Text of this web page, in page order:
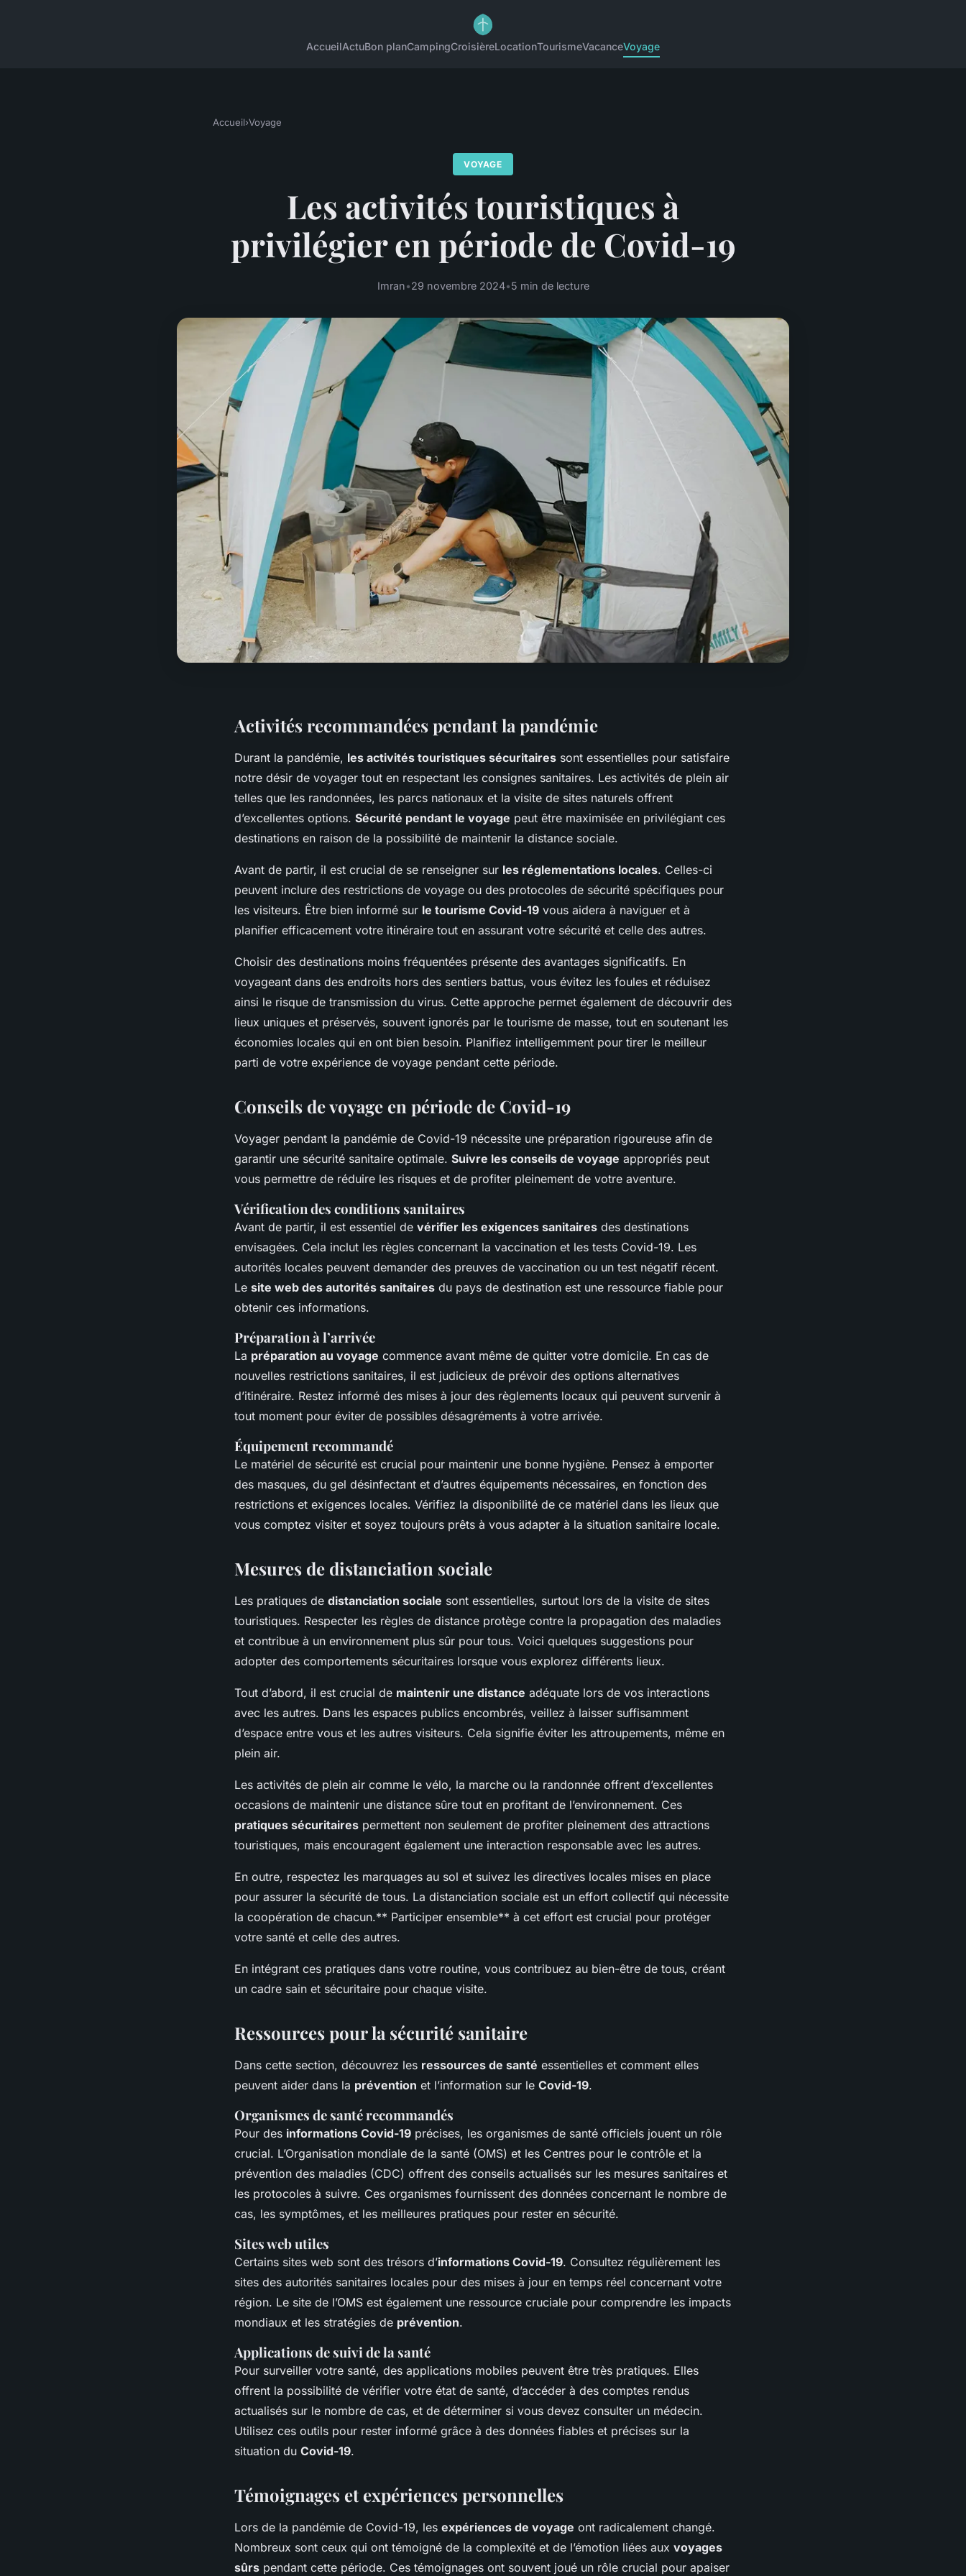
AccueilActuBon planCampingCroisièreLocationTourismeVacanceVoyage
Accueil›Voyage
VOYAGE
Les activités touristiques à
privilégier en période de Covid-19
Imran•29 novembre 2024•5 min de lecture
Activités recommandées pendant la pandémie
Durant la pandémie, les activités touristiques sécuritaires sont essentielles pour satisfaire
notre désir de voyager tout en respectant les consignes sanitaires. Les activités de plein air
telles que les randonnées, les parcs nationaux et la visite de sites naturels offrent
d’excellentes options. Sécurité pendant le voyage peut être maximisée en privilégiant ces
destinations en raison de la possibilité de maintenir la distance sociale.
Avant de partir, il est crucial de se renseigner sur les réglementations locales. Celles-ci
peuvent inclure des restrictions de voyage ou des protocoles de sécurité spécifiques pour
les visiteurs. Être bien informé sur le tourisme Covid-19 vous aidera à naviguer et à
planifier efficacement votre itinéraire tout en assurant votre sécurité et celle des autres.
Choisir des destinations moins fréquentées présente des avantages significatifs. En
voyageant dans des endroits hors des sentiers battus, vous évitez les foules et réduisez
ainsi le risque de transmission du virus. Cette approche permet également de découvrir des
lieux uniques et préservés, souvent ignorés par le tourisme de masse, tout en soutenant les
économies locales qui en ont bien besoin. Planifiez intelligemment pour tirer le meilleur
parti de votre expérience de voyage pendant cette période.
Conseils de voyage en période de Covid-19
Voyager pendant la pandémie de Covid-19 nécessite une préparation rigoureuse afin de
garantir une sécurité sanitaire optimale. Suivre les conseils de voyage appropriés peut
vous permettre de réduire les risques et de profiter pleinement de votre aventure.
Vérification des conditions sanitaires
Avant de partir, il est essentiel de vérifier les exigences sanitaires des destinations
envisagées. Cela inclut les règles concernant la vaccination et les tests Covid-19. Les
autorités locales peuvent demander des preuves de vaccination ou un test négatif récent.
Le site web des autorités sanitaires du pays de destination est une ressource fiable pour
obtenir ces informations.
Préparation à l’arrivée
La préparation au voyage commence avant même de quitter votre domicile. En cas de
nouvelles restrictions sanitaires, il est judicieux de prévoir des options alternatives
d’itinéraire. Restez informé des mises à jour des règlements locaux qui peuvent survenir à
tout moment pour éviter de possibles désagréments à votre arrivée.
Équipement recommandé
Le matériel de sécurité est crucial pour maintenir une bonne hygiène. Pensez à emporter
des masques, du gel désinfectant et d’autres équipements nécessaires, en fonction des
restrictions et exigences locales. Vérifiez la disponibilité de ce matériel dans les lieux que
vous comptez visiter et soyez toujours prêts à vous adapter à la situation sanitaire locale.
Mesures de distanciation sociale
Les pratiques de distanciation sociale sont essentielles, surtout lors de la visite de sites
touristiques. Respecter les règles de distance protège contre la propagation des maladies
et contribue à un environnement plus sûr pour tous. Voici quelques suggestions pour
adopter des comportements sécuritaires lorsque vous explorez différents lieux.
Tout d’abord, il est crucial de maintenir une distance adéquate lors de vos interactions
avec les autres. Dans les espaces publics encombrés, veillez à laisser suffisamment
d’espace entre vous et les autres visiteurs. Cela signifie éviter les attroupements, même en
plein air.
Les activités de plein air comme le vélo, la marche ou la randonnée offrent d’excellentes
occasions de maintenir une distance sûre tout en profitant de l’environnement. Ces
pratiques sécuritaires permettent non seulement de profiter pleinement des attractions
touristiques, mais encouragent également une interaction responsable avec les autres.
En outre, respectez les marquages au sol et suivez les directives locales mises en place
pour assurer la sécurité de tous. La distanciation sociale est un effort collectif qui nécessite
la coopération de chacun.** Participer ensemble** à cet effort est crucial pour protéger
votre santé et celle des autres.
En intégrant ces pratiques dans votre routine, vous contribuez au bien-être de tous, créant
un cadre sain et sécuritaire pour chaque visite.
Ressources pour la sécurité sanitaire
Dans cette section, découvrez les ressources de santé essentielles et comment elles
peuvent aider dans la prévention et l’information sur le Covid-19.
Organismes de santé recommandés
Pour des informations Covid-19 précises, les organismes de santé officiels jouent un rôle
crucial. L’Organisation mondiale de la santé (OMS) et les Centres pour le contrôle et la
prévention des maladies (CDC) offrent des conseils actualisés sur les mesures sanitaires et
les protocoles à suivre. Ces organismes fournissent des données concernant le nombre de
cas, les symptômes, et les meilleures pratiques pour rester en sécurité.
Sites web utiles
Certains sites web sont des trésors d’informations Covid-19. Consultez régulièrement les
sites des autorités sanitaires locales pour des mises à jour en temps réel concernant votre
région. Le site de l’OMS est également une ressource cruciale pour comprendre les impacts
mondiaux et les stratégies de prévention.
Applications de suivi de la santé
Pour surveiller votre santé, des applications mobiles peuvent être très pratiques. Elles
offrent la possibilité de vérifier votre état de santé, d’accéder à des comptes rendus
actualisés sur le nombre de cas, et de déterminer si vous devez consulter un médecin.
Utilisez ces outils pour rester informé grâce à des données fiables et précises sur la
situation du Covid-19.
Témoignages et expériences personnelles
Lors de la pandémie de Covid-19, les expériences de voyage ont radicalement changé.
Nombreux sont ceux qui ont témoigné de la complexité et de l’émotion liées aux voyages
sûrs pendant cette période. Ces témoignages ont souvent joué un rôle crucial pour apaiser